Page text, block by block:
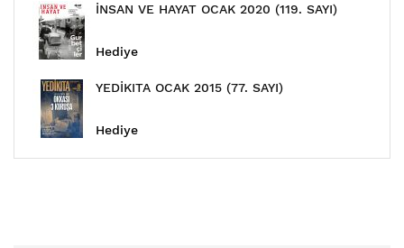
İNSAN VE HAYAT OCAK 2020 (119. SAYI)
Hediye
YEDİKITA OCAK 2015 (77. SAYI)
Hediye